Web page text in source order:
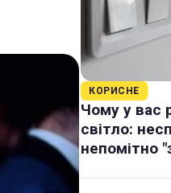
КОРИСНЕ
Чому у вас
світло:
непомітно